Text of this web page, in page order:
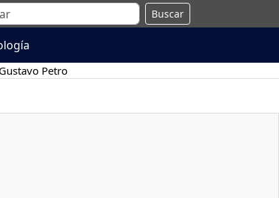
Buscar
Petro